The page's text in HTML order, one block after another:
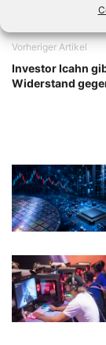
Vorheriger Artikel
Investor Icahn
Widerstand